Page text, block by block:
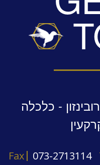
- כלכלה
Fax 073-2713114